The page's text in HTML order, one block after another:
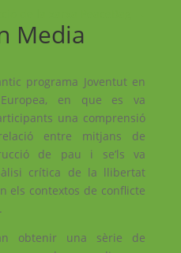
Media
programa Joventut en
en que es va
una comprensió
entre mitjans de
de pau i se’ls va
crítica de la llibertat
els contextos de conflicte
obtenir una sèrie de